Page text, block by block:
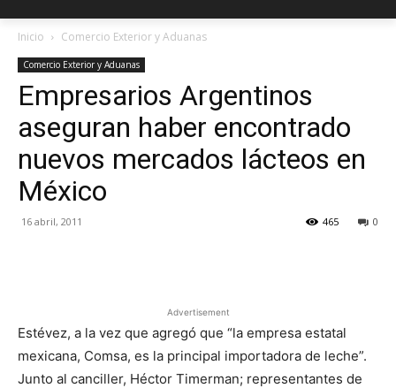
Inicio Comercio Exterior y Aduanas
Comercio Exterior y Aduanas
Empresarios Argentinos
aseguran haber encontrado
nuevos mercados lácteos en
México
16 abril, 2011 0
465
Advertisement
Estévez, a la vez que agregó que “la empresa estatal
mexicana, Comsa, es la principal importadora de leche”.
Junto al canciller, Héctor Timerman; representantes de